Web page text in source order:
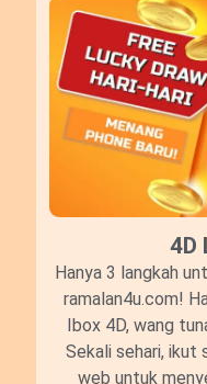
4D
Hanya 3 langkah
ramalan4u.com!
Ibox 4D, wang
Sekali sehari, ikut
web untuk